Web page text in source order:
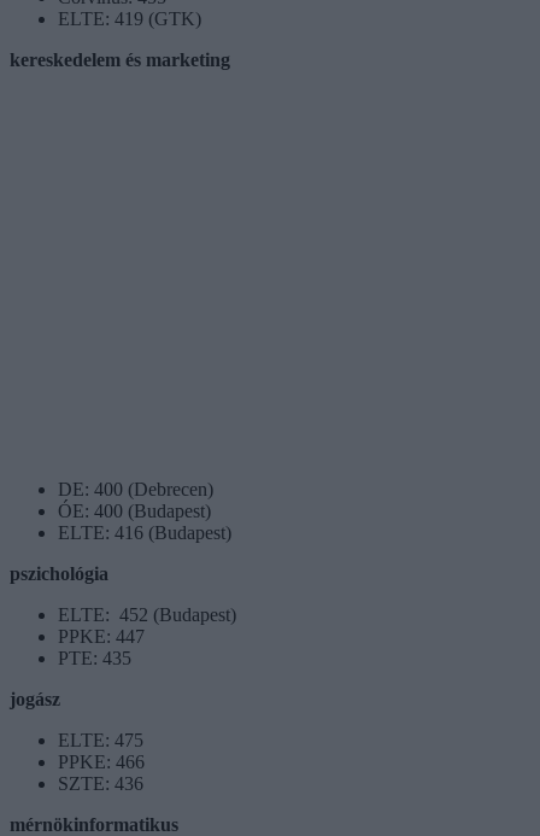
ELTE: 419 (GTK)
kereskedelem és marketing
DE: 400 (Debrecen)
ÓE: 400 (Budapest)
ELTE: 416 (Budapest)
pszichológia
ELTE: 452 (Budapest)
PPKE: 447
PTE: 435
jogász
ELTE: 475
PPKE: 466
SZTE: 436
mérnökinformatikus